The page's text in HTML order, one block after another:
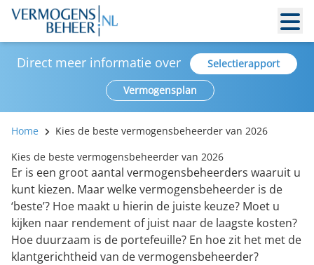
Direct meer informatie over
Selectierapport
Vermogensplan
Home
Kies de beste vermogensbeheerder van 2026
Kies de beste vermogensbeheerder van 2026
Er is een groot aantal vermogensbeheerders waaruit u
kunt kiezen. Maar welke vermogensbeheerder is de
‘beste’? Hoe maakt u hierin de juiste keuze? Moet u
kijken naar rendement of juist naar de laagste kosten?
Hoe duurzaam is de portefeuille? En hoe zit het met de
klantgerichtheid van de vermogensbeheerder?